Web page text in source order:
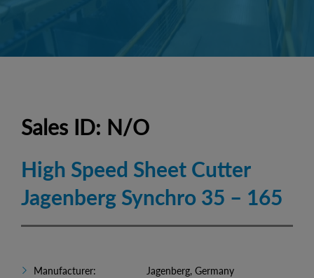
Sales ID: N/O
High Speed Sheet Cutter
Jagenberg Synchro 35 – 165
Manufacturer: Jagenberg, Germany